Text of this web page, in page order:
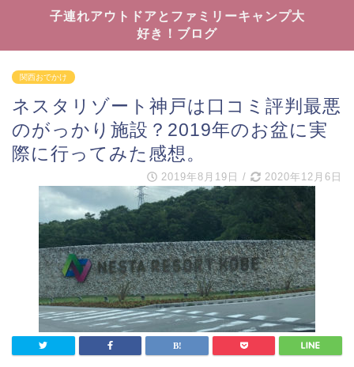
子連れアウトドアとファミリーキャンプ大
好き！ブログ
関西おでかけ
ネスタリゾート神戸は口コミ評判最悪
のがっかり施設？2019年のお盆に実
際に行ってみた感想。
2019年8月19日 / 2020年12月6日